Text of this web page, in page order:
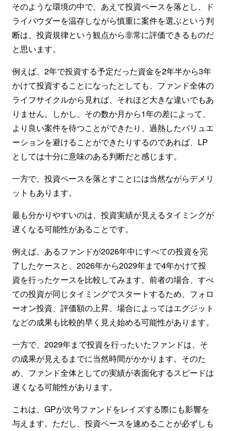
そのような環境の中で、あえて投資ペースを落とし、ド
ライパウダーを温存しながら慎重に案件を選ぶという判
断は、投資規律という観点から非常に評価できるものだ
と思います。
例えば、2年で投資する予定だった資金を2年半から3年
かけて投資することになったとしても、ファンド全体の
ライフサイクルから見れば、それほど大きな違いでもあ
りません。しかし、その数か月から1年の差によって、
より良い案件を待つことができたり、過熱したバリュエ
ーションを避けることができたりするのであれば、LP
としては十分に意味のある判断だと感じます。
一方で、投資ペースを落とすことには当然ながらデメリ
ットもあります。
最も分かりやすいのは、投資実績が見えるタイミングが
遅くなる可能性があることです。
例えば、あるファンドが2026年中にすべての投資を完
了したケースと、2026年から2029年まで4年かけて投
資を行ったケースを比較してみます。前者の場合、すべ
ての投資が同じタイミングでスタートするため、フォロ
ーオン投資、評価額の上昇、場合によってはエグジット
などの成果も比較的早く見え始める可能性があります。
一方で、2029年まで投資を行ったいたファンドは、そ
の成果が見えるまでに当然時間がかかります。そのた
め、ファンド全体としての実績が表面化するスピードは
遅くなる可能性があります。
これは、GPが次号ファンドをレイズする際にも影響を
与えます。ただし、投資ペースを速めることが必ずしも